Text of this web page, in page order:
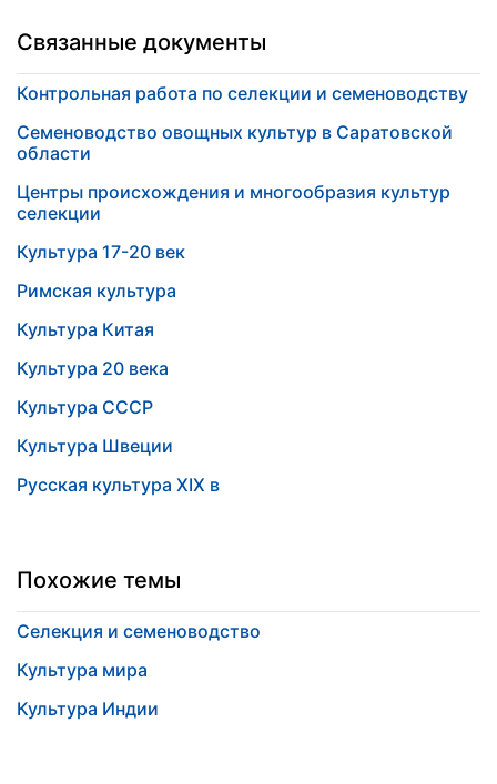
Связанные документы
Контрольная работа по селекции и семеноводству
Семеноводство овощных культур в Саратовской
области
Центры происхождения и многообразия культур
селекции
Культура 17-20 век
Римская культура
Культура Китая
Культура 20 века
Культура СССР
Культура Швеции
Русская культура ХIХ в
Похожие темы
Селекция и семеноводство
Культура мира
Культура Индии